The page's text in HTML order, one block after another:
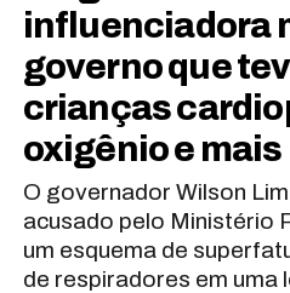
influenciadora
governo que
crianças
oxigênio e
O governador Wilson
acusado pelo Ministério
um esquema de
de respiradores em uma